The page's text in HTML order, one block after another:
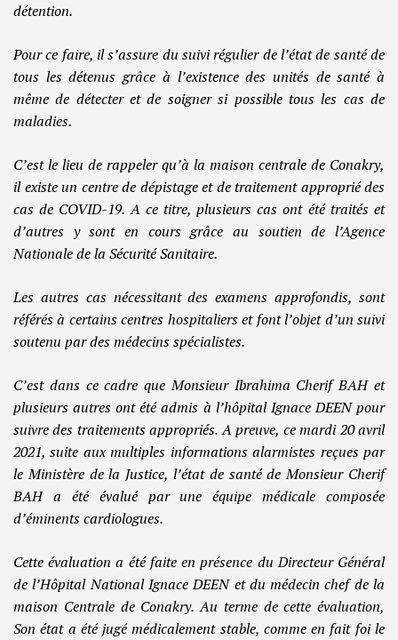
détention.
Pour ce faire, il s’assure du suivi régulier de l’état de santé de
tous les détenus grâce à l’existence des unités de santé à
même de détecter et de soigner si possible tous les cas de
maladies.
C’est le lieu de rappeler qu’à la maison centrale de Conakry,
il existe un centre de dépistage et de traitement approprié des
cas de COVID-19. A ce titre, plusieurs cas ont été traités et
d’autres y sont en cours grâce au soutien de l’Agence
Nationale de la Sécurité Sanitaire.
Les autres cas nécessitant des examens approfondis, sont
référés à certains centres hospitaliers et font l’objet d’un suivi
soutenu par des médecins spécialistes.
C’est dans ce cadre que Monsieur Ibrahima Cherif BAH et
plusieurs autres ont été admis à l’hôpital Ignace DEEN pour
suivre des traitements appropriés. A preuve, ce mardi 20 avril
2021, suite aux multiples informations alarmistes reçues par
le Ministère de la Justice, l’état de santé de Monsieur Cherif
BAH a été évalué par une équipe médicale composée
d’éminents cardiologues.
Cette évaluation a été faite en présence du Directeur Général
de l’Hôpital National Ignace DEEN et du médecin chef de la
maison Centrale de Conakry. Au terme de cette évaluation,
Son état a été jugé médicalement stable, comme en fait foi le